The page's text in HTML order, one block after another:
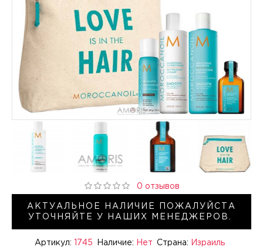
АКТУАЛЬНОЕ НАЛИЧИЕ ПОЖАЛУЙСТА
УТОЧНЯЙТЕ У НАШИХ МЕНЕДЖЕРОВ.
Артикул: 1745 Наличие: Нет Страна:
Израиль
0 отзывов